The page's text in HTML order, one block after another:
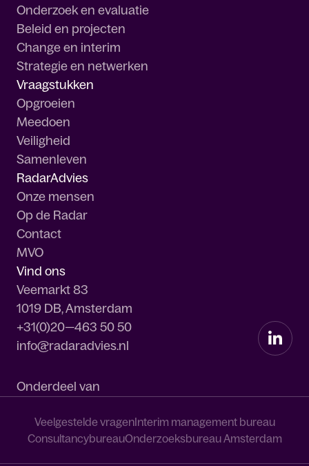
Onderzoek en evaluatie
Beleid en projecten
Change en interim
Strategie en netwerken
Vraagstukken
Opgroeien
Meedoen
Veiligheid
Samenleven
RadarAdvies
Onze mensen
Op de Radar
Contact
MVO
Vind ons
Veemarkt 83
1019 DB, Amsterdam
+31(0)20—463 50 50
info@radaradvies.nl
Onderdeel van
Veelgestelde vragenInterim management bureau
ConsultancybureauOnderzoeksbureau Amsterdam